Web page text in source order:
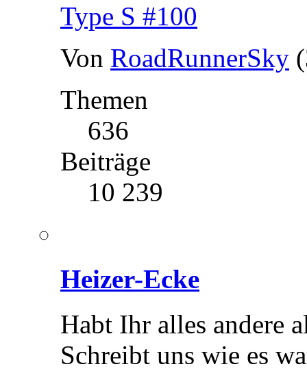
Type S #100
Von RoadRunnerSky
Themen
636
Beiträge
10 239
Heizer-Ecke
Habt Ihr alles andere
Schreibt uns wie es